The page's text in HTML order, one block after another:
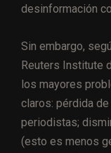
desinformación
Sin embargo,
Reuters Institute
los mayores
claros: pérdida
periodistas;
(esto es menos